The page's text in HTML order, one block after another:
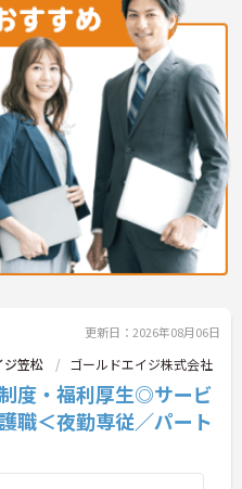
更新日：2026年08月06日
ジ笠松 ゴールドエイジ株式会社
度・福利厚生◎サービ
職＜夜勤専従／パート